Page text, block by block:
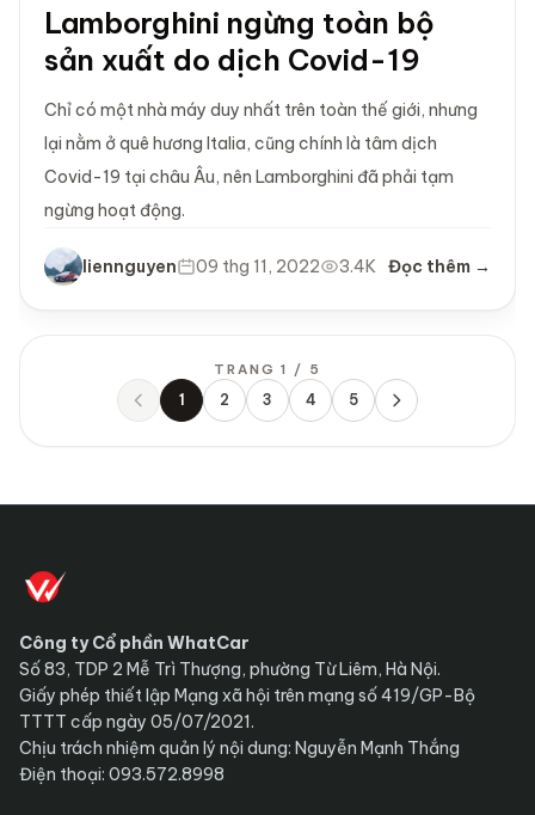
Lamborghini ngừng toàn bộ
sản xuất do dịch Covid-19
Chỉ có một nhà máy duy nhất trên toàn thế giới, nhưng
lại nằm ở quê hương Italia, cũng chính là tâm dịch
Covid-19 tại châu Âu, nên Lamborghini đã phải tạm
ngừng hoạt động.
liennguyen 09 thg 11, 2022 3.4K Đọc thêm →
TRANG 1 / 5
Trước 1 2 3 4 5 Sau
Công ty Cổ phần WhatCar
Số 83, TDP 2 Mễ Trì Thượng, phường Từ Liêm, Hà Nội.
Giấy phép thiết lập Mạng xã hội trên mạng số 419/GP-Bộ
TTTT cấp ngày 05/07/2021.
Chịu trách nhiệm quản lý nội dung: Nguyễn Mạnh Thắng
Điện thoại: 093.572.8998